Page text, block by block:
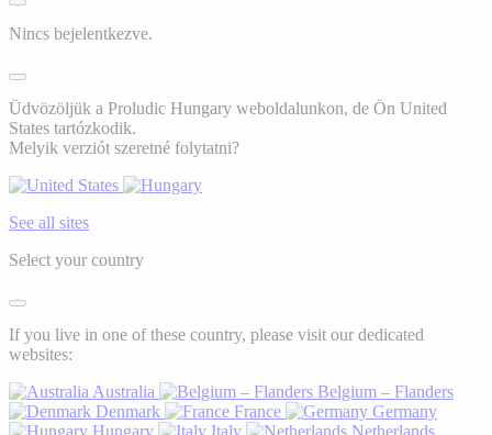
Nincs bejelentkezve.
Üdvözöljük a Proludic Hungary weboldalunkon, de Ön United
States tartózkodik.
Melyik verziót szeretné folytatni?
See all sites
Select your country
If you live in one of these country, please visit our dedicated
websites:
Australia
Belgium – Flanders
Denmark
France
Germany
Hungary
Italy
Netherlands